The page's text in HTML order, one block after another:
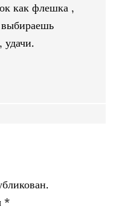
как флешка ,
удачи.
*